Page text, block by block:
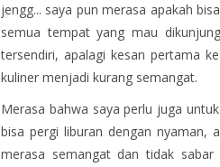
jengg... saya pun merasa apakah
semua tempat yang mau
tersendiri, apalagi kesan pertama
kuliner menjadi kurang semangat.
Merasa bahwa saya perlu juga
bisa pergi liburan dengan nyaman,
merasa semangat dan tidak